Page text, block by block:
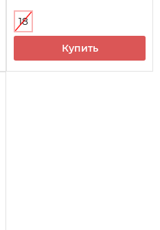
18
Купить